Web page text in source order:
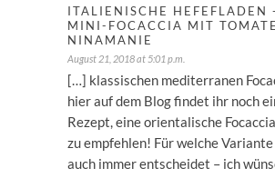
ITALIENISCHE HEFEFLADEN -
MINI-FOCACCIA MIT
NINAMANIE
August 21, 2018 at 5:01 p.m.
[…] klassischen mediterranen
hier auf dem Blog findet ihr noch
Rezept, eine orientalische
zu empfehlen! Für welche
auch immer entscheidet – ich